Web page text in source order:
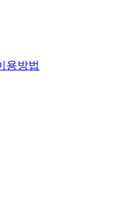
용방법